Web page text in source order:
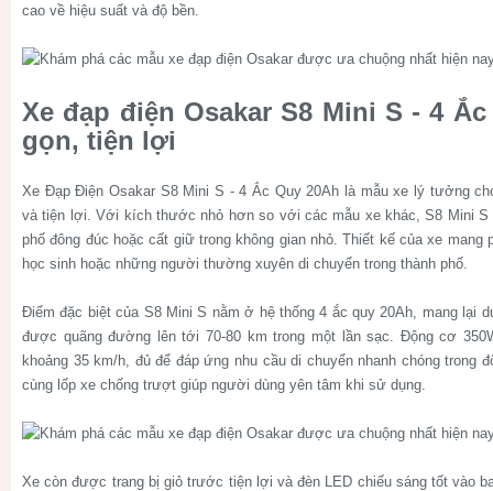
cao về hiệu suất và độ bền.
Xe đạp điện Osakar S8 Mini S - 4
gọn, tiện lợi
Xe Đạp Điện Osakar S8 Mini S - 4 Ắc Quy 20Ah là mẫu xe lý tưởng
và tiện lợi. Với kích thước nhỏ hơn so với các mẫu xe khác, S8 Mini S
phố đông đúc hoặc cất giữ trong không gian nhỏ. Thiết kế của xe mang
học sinh hoặc những người thường xuyên di chuyển trong thành phố.
Điểm đặc biệt của S8 Mini S nằm ở hệ thống 4 ắc quy 20Ah, mang lại
được quãng đường lên tới 70-80 km trong một lần sạc. Động cơ
khoảng 35 km/h, đủ để đáp ứng nhu cầu di chuyển nhanh chóng trong
cùng lốp xe chống trượt giúp người dùng yên tâm khi sử dụng.
Xe còn được trang bị giỏ trước tiện lợi và đèn LED chiếu sáng tốt vào